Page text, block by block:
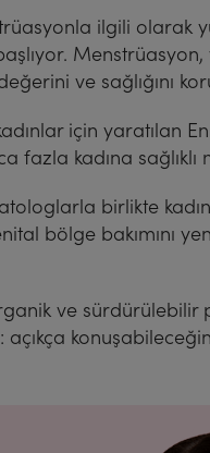
ilgili
ve sağlığını
için yaratılan
fazla kadına
birlikte
bölge bakımını
ve
açıkça